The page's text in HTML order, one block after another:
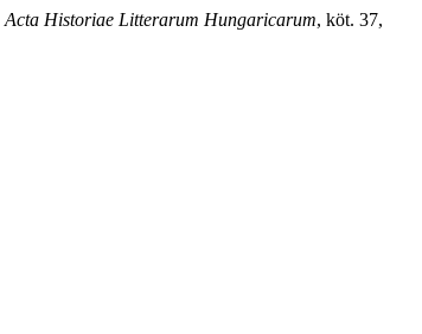
Acta Historiae Litterarum Hungaricarum, köt. 37,